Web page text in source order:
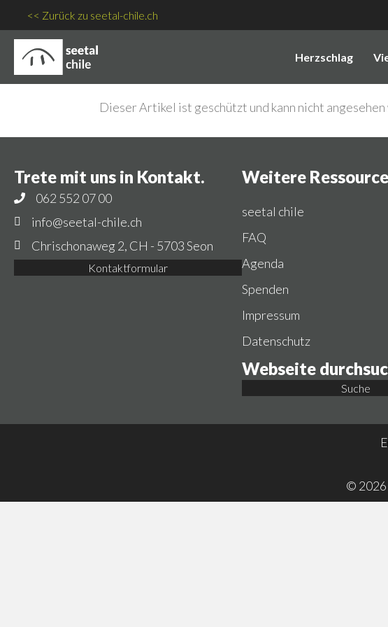
<< Zurück zu seetal-chile.ch
Herzschlag
Dieser Artikel ist geschützt und kann nicht
Trete mit uns in Kontakt.
062 552 07 00
info@seetal-chile.ch
Chrischonaweg 2, CH - 5703 Seon
Kontaktformular
Weitere
seetal chile
FAQ
Agenda
Spenden
Impressum
Datenschutz
Webseite
Suche
© 2026